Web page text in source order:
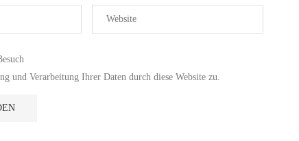
und Verarbeitung Ihrer Daten durch diese Website zu.